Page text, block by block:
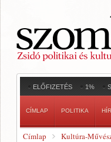
ELŐFIZETÉS 1%
CÍMLAP POLITIKA
Címlap Kultúra-